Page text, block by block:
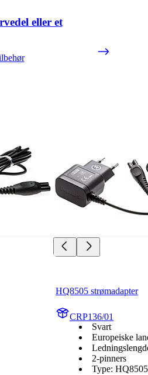
eller et
HQ8505 strømadapter
CRP136/01
Svart
Europeiske
2-pinners
Type: HQ8505